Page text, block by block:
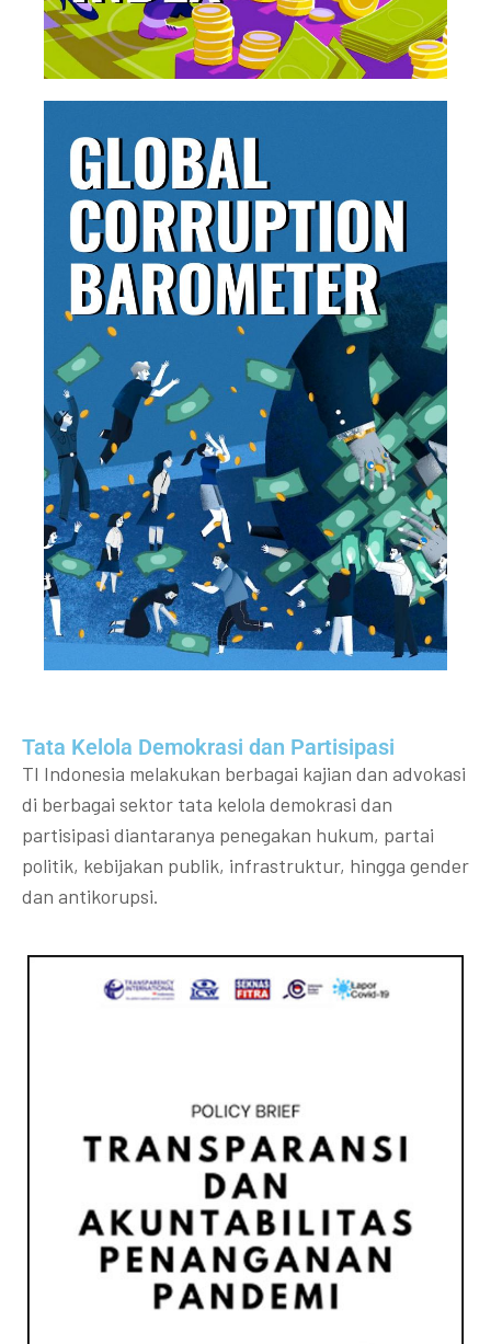
Tata Kelola Demokrasi dan Partisipasi​
TI Indonesia melakukan berbagai kajian dan advokasi
di berbagai sektor tata kelola demokrasi dan
partisipasi diantaranya penegakan hukum, partai
politik, kebijakan publik, infrastruktur, hingga gender
dan antikorupsi.